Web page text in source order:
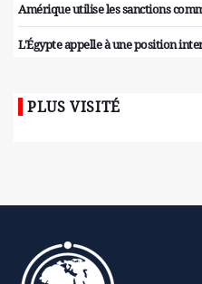
Amérique utilise les sanctions
L'Égypte appelle à une position
PLUS VISITÉ